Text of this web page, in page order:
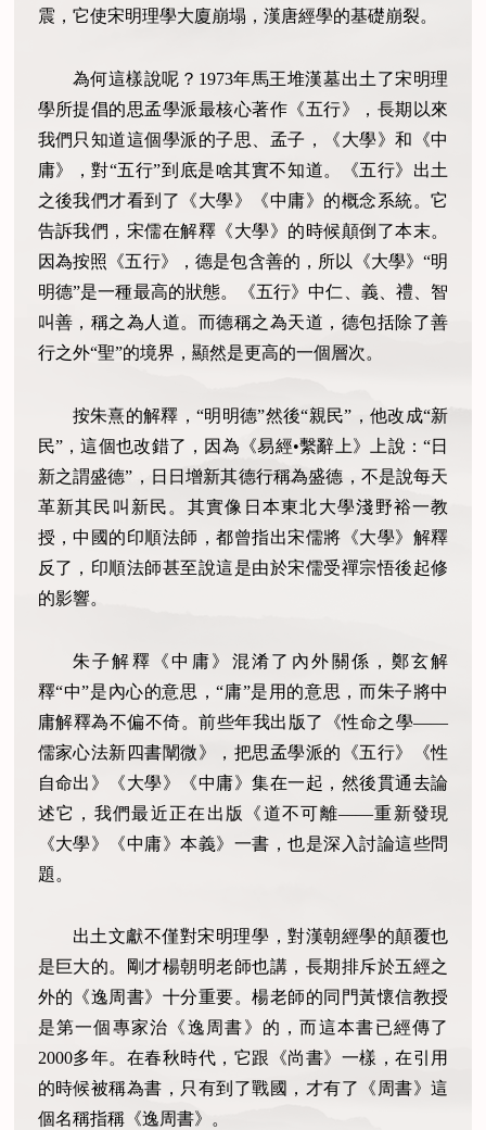
震，它使宋明理學大廈崩塌，漢唐經學的基礎崩裂。
為何這樣說呢？1973年馬王堆漢墓出土了宋明理
學所提倡的思孟學派最核心著作《五行》，長期以來
我們只知道這個學派的子思、孟子，《大學》和《中
庸》，對“五行”到底是啥其實不知道。《五行》出土
之後我們才看到了《大學》《中庸》的概念系統。它
告訴我們，宋儒在解釋《大學》的時候顛倒了本末。
因為按照《五行》，德是包含善的，所以《大學》“明
明德”是一種最高的狀態。《五行》中仁、義、禮、智
叫善，稱之為人道。而德稱之為天道，德包括除了善
行之外“聖”的境界，顯然是更高的一個層次。
按朱熹的解釋，“明明德”然後“親民”，他改成“新
民”，這個也改錯了，因為《易經•繫辭上》上說：“日
新之謂盛德”，日日增新其德行稱為盛德，不是說每天
革新其民叫新民。其實像日本東北大學淺野裕一教
授，中國的印順法師，都曾指出宋儒將《大學》解釋
反了，印順法師甚至說這是由於宋儒受禪宗悟後起修
的影響。
朱子解釋《中庸》混淆了內外關係，鄭玄解
釋“中”是內心的意思，“庸”是用的意思，而朱子將中
庸解釋為不偏不倚。前些年我出版了《性命之學——
儒家心法新四書闡微》，把思孟學派的《五行》《性
自命出》《大學》《中庸》集在一起，然後貫通去論
述它，我們最近正在出版《道不可離——重新發現
《大學》《中庸》本義》一書，也是深入討論這些問
題。
出土文獻不僅對宋明理學，對漢朝經學的顛覆也
是巨大的。剛才楊朝明老師也講，長期排斥於五經之
外的《逸周書》十分重要。楊老師的同門黃懷信教授
是第一個專家治《逸周書》的，而這本書已經傳了
2000多年。在春秋時代，它跟《尚書》一樣，在引用
的時候被稱為書，只有到了戰國，才有了《周書》這
個名稱指稱《逸周書》。